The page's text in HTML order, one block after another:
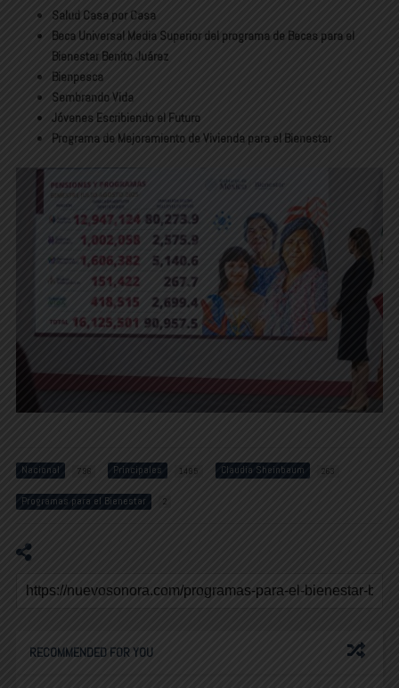
Salud Casa por Casa
Beca Universal Media Superior del programa de Becas para el
Bienestar Benito Juárez
Bienpesca
Sembrando Vida
Jóvenes Escribiendo el Futuro
Programa de Mejoramiento de Vivienda para el Bienestar
Nacional 796 Principales 1485 Claudia Sheinbaum 263
Programas para el Bienestar 2
RECOMMENDED FOR YOU